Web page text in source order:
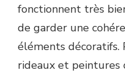
fonctionnent très
de garder une
éléments décoratifs.
rideaux et peintures